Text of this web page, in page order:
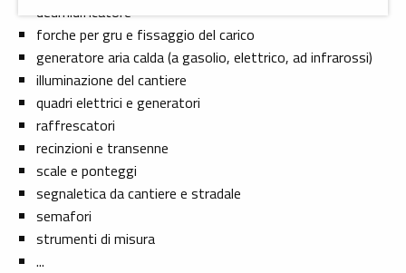
deumidificatore
forche per gru e fissaggio del carico
generatore aria calda (a gasolio, elettrico, ad infrarossi)
illuminazione del cantiere
quadri elettrici e generatori
raffrescatori
recinzioni e transenne
scale e ponteggi
segnaletica da cantiere e stradale
semafori
strumenti di misura
...